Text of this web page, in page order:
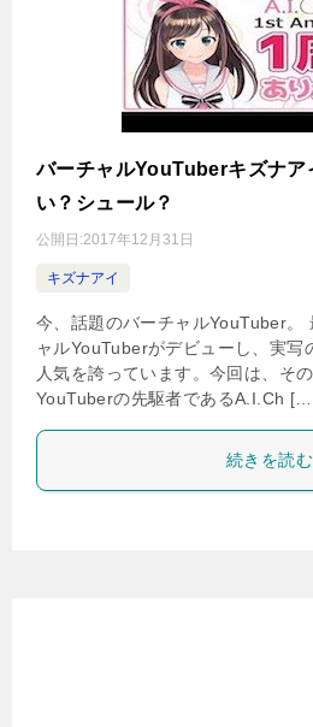
バーチャルYouTuberキズナア
い？シュール？
公開日:2017年12月31日
キズナアイ
今、話題のバーチャルYouTuber。
ャルYouTuberがデビューし、実写
人気を誇っています。今回は、そ
YouTuberの先駆者であるA.I.Ch
続きを読む